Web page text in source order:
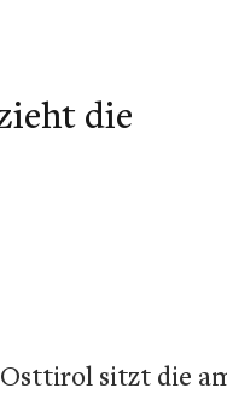
die
sitzt die